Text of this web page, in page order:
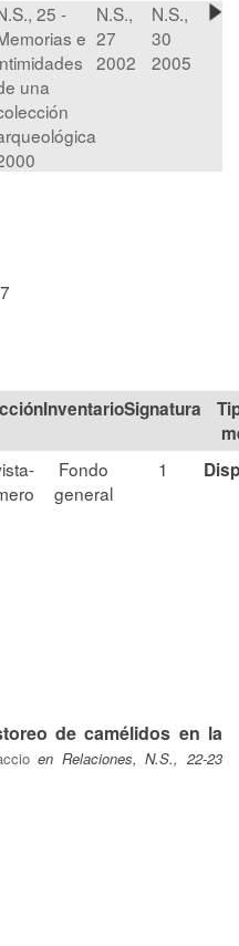
25 -
e
una
N.S.,
27
2002
N.S.,
30
2005
Signatura
Fondo
general
1
de camélidos en la
en Relaciones, N.S., 22-23